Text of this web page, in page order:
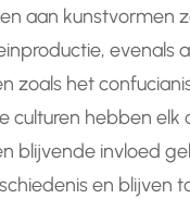
aan kunstvormen
evenals
zoals het
culturen hebben elk
blijvende invloed
en blijven